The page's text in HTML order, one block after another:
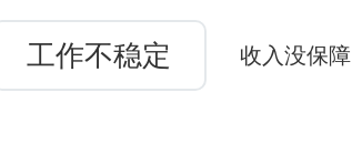
工作不稳定 收入没保障